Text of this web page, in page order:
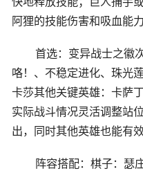
阿狸的技能伤害和吸血能力
首选：变异战士之徽
咯！、不稳定进化、珠光
卡莎其他关键英雄：卡萨
实际战斗情况灵活调整站
出，同时其他英雄也能有
阵容搭配：棋子：瑟